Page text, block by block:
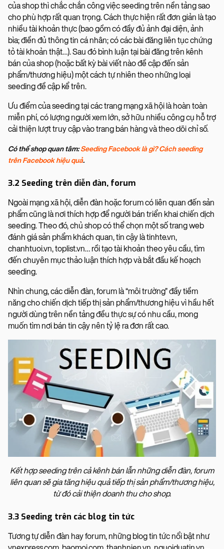
của shop thì chắc chắn công việc seeding trên nền tảng sao
cho phù hợp rất quan trọng. Cách thực hiện rất đơn giản là tạo
nhiều tài khoản thực (bao gồm có đầy đủ ảnh đại diện, ảnh
bìa; điền đủ thông tin cá nhân; có các bài đăng liên tục chứng
tỏ tài khoản thật…). Sau đó bình luận tại bài đăng trên kênh
bán của shop (hoặc bất kỳ bài viết nào đề cập đến sản
phẩm/thương hiệu) một cách tự nhiên theo những loại
seeding đề cập kể trên.
Ưu điểm của seeding tại các trang mạng xã hội là hoàn toàn
miễn phí, có lượng người xem lớn, sở hữu nhiều công cụ hỗ trợ
cải thiện lượt truy cập vào trang bán hàng và theo dõi chỉ số.
Có thể shop quan tâm:Seeding Facebook là gì? Cách seeding
trên Facebook hiệu quả.
3.2 Seeding trên diễn đàn, forum
Ngoài mạng xã hội, diễn đàn hoặc forum có liên quan đến sản
phẩm cũng là nơi thích hợp để người bán triển khai chiến dịch
seeding. Theo đó, chủ shop có thể chọn một số trang web
đánh giá sản phẩm khách quan, tin cậy là tinhte.vn,
chanhtuoi.vn, toplist.vn… rồi tạo tài khoản theo yêu cầu, tìm
đến chuyên mục thảo luận thích hợp và bắt đầu kế hoạch
seeding.
Nhìn chung, các diễn đàn, forum là “môi trường” đầy tiềm
năng cho chiến dịch tiếp thị sản phẩm/thương hiệu vì hầu hết
người dùng trên nền tảng đều thực sự có nhu cầu, mong
muốn tìm nơi bán tin cậy nên tỷ lệ ra đơn rất cao.
Kết hợp seeding trên cả kênh bán lẫn những diễn đàn, forum
liên quan sẽ gia tăng hiệu quả tiếp thị sản phẩm/thương hiệu,
từ đó cải thiện doanh thu cho shop.
3.3 Seeding trên các blog tin tức
Tương tự diễn đàn hay forum, những blog tin tức nổi bật như